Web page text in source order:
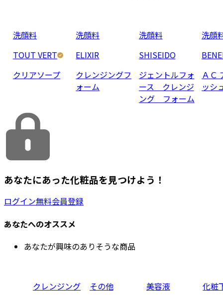
洗顔料
TOUT VERT
クリアソープ
洗顔料
ELIXIR
クレンジングフ
ォーム
洗顔料
SHISEIDO
ジェントルフォ
ース クレンジ
ング フォーム
洗顔
ＡＣ
ッシ
あなたにあった化粧品を見つけよう！
ログイン無料会員登録
あなたへのオススメ
あなたが興味のありそうな商品
クレンジング
その他
美容液
化粧